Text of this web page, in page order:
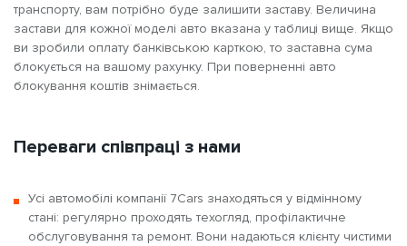
транспорту, вам потрібно буде залишити заставу. Величина
застави для кожної моделі авто вказана у таблиці вище. Якщо
ви зробили оплату банківською карткою, то заставна сума
блокується на вашому рахунку. При поверненні авто
блокування коштів знімається.
Переваги співпраці з нами
Усі автомобілі компанії 7Cars знаходяться у відмінному
стані: регулярно проходять техогляд, профілактичне
обслуговування та ремонт. Вони надаються клієнту чистими